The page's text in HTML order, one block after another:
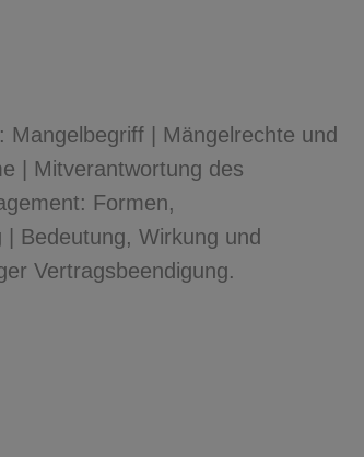
| Mängelrechte und
| Mitverantwortung des
Formen,
Bedeutung, Wirkung und
Vertragsbeendigung.